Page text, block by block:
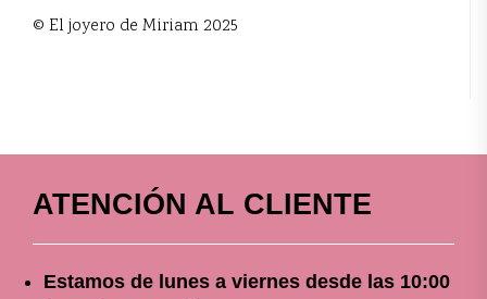
© El joyero de Miriam 2025
ATENCIÓN AL CLIENTE
Estamos de lunes a viernes desde las 10:00